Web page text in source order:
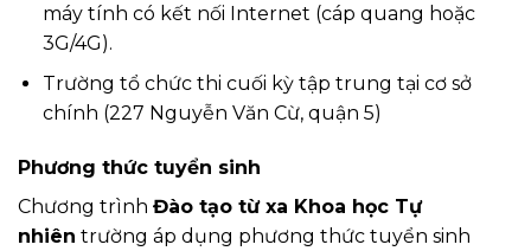
máy tính có kết nối Internet (cáp quang hoặc
3G/4G).
Trường tổ chức thi cuối kỳ tập trung tại cơ sở
chính (227 Nguyễn Văn Cừ, quận 5)
Phương thức tuyển sinh
Chương trình Đào tạo từ xa Khoa học Tự
nhiên trường áp dụng phương thức tuyển sinh